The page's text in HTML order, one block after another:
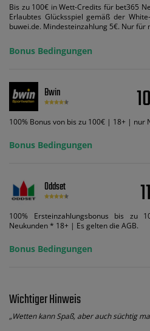
Bis zu 100€ in Wett-Credits für bet365
Erlaubtes Glücksspiel gemäß der
buwei.de. Mindesteinzahlung 5€. Nur für
ein und wir geben Ihnen die
Wett-Credits, wenn Sie qualifizierende
Wett-Credits aus. Es gelten die AGB,
Code VIPANGEBOT kann während der
ändert dies den Angebotsbetrag in
Bonus Bedingungen
Bwin
100% Bonus von bis zu 100€ | 18+ | nur
Bonus Bedingungen
Oddset
100% Ersteinzahlungsbonus bis
Neukunden * 18+ | Es gelten die AGB.
Bonus Bedingungen
Wichtiger Hinweis
„Wetten kann Spaß, aber auch süchtig